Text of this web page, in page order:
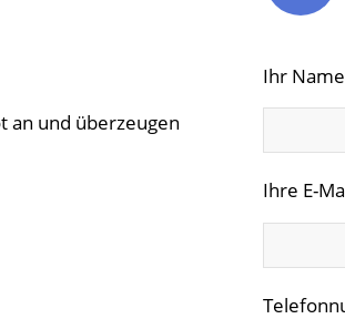
an und überzeugen
Ihr
Ihre E-